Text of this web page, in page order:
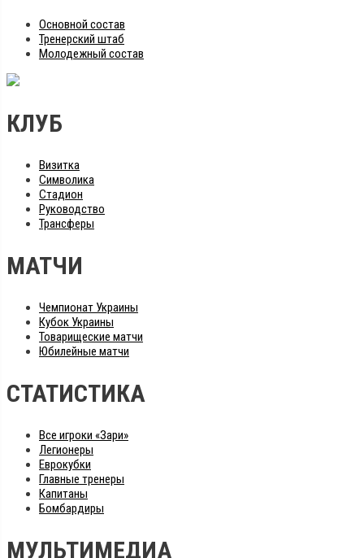
Основной состав
Тренерский штаб
Молодежный состав
КЛУБ
Визитка
Символика
Стадион
Руководство
Трансферы
МАТЧИ
Чемпионат Украины
Кубок Украины
Товарищеские матчи
Юбилейные матчи
СТАТИСТИКА
Все игроки «Зари»
Легионеры
Еврокубки
Главные тренеры
Капитаны
Бомбардиры
МУЛЬТИМЕДИА